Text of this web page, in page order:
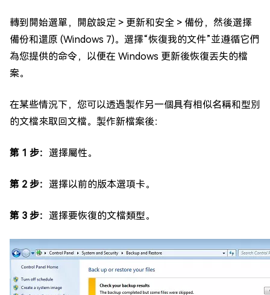
轉到開始選單，開啟設定 > 更新和安全 > 備份，然後選擇
備份和還原 (Windows 7)。選擇“恢復我的文件”並遵循它們
為您提供的命令，以便在 Windows 更新後恢復丟失的檔
案。
在某些情況下，您可以透過製作另一個具有相似名稱和型別
的文檔來取回文檔。製作新檔案後：
第 1 步： 選擇屬性。
第 2 步： 選擇以前的版本選項卡。
第 3 步： 選擇要恢復的文檔類型。